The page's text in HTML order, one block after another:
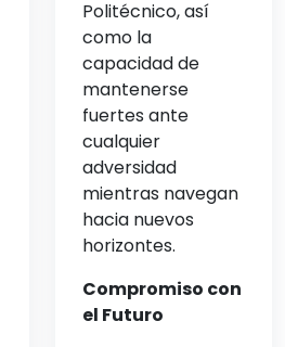
Politécnico, así
como la
capacidad de
mantenerse
fuertes ante
cualquier
adversidad
mientras navegan
hacia nuevos
horizontes.
Compromiso con
el Futuro